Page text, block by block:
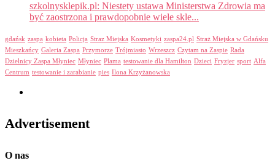
szkolnysklepik.pl: Niestety ustawa Ministerstwa Zdrowia ma
być zaostrzona i prawdopobnie wiele skle...
gdańsk zaspa kobieta Policja Straz Miejska Kosmetyki zaspa24.pl Straż Miejska w Gdańsku
Mieszkańcy Galeria Zaspa Przymorze Trójmiasto Wrzeszcz Czytam na Zaspie Rada
Dzielnicy Zaspa Młyniec Młyniec Plama testowanie dla Hamilton Dzieci Fryzjer sport Alfa
Centrum testowanie i zarabianie pies Ilona Krzyżanowska
Advertisement
O nas